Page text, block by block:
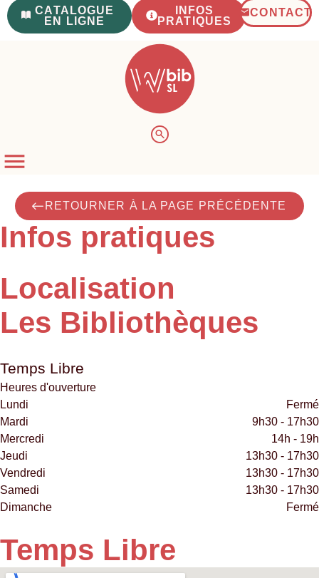
CATALOGUE
EN LIGNE
INFOS
PRATIQUES
CONTACT
RETOURNER À LA PAGE PRÉCÉDENTE
Infos pratiques
Localisation
Les Bibliothèques
Temps Libre
Heures d'ouverture
Lundi
Fermé
Mardi
9h30 - 17h30
Mercredi
14h - 19h
Jeudi
13h30 - 17h30
Vendredi
13h30 - 17h30
Samedi
13h30 - 17h30
Dimanche
Fermé
Temps Libre